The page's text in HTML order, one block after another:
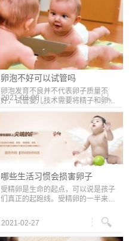
卵泡不好可以试管吗
卵泡发育不良并不代表卵子质量不
好，试管婴儿技术需要将精子和卵子
移出体外受精，这样可以选择健康的
卵子受精培养，然后植入母体孕育，
这样胚胎质量也会好，更能顺利度过
孕期
2021-09-08
哪些生活习惯会损害卵子
受精卵是生命的起点，可以说是孩子
们真正的起跑线。受精卵的一半来自
的健康非常重要。 为了拥有一个健康
而聪明的婴儿，代妈朋友必须养成良
好
2021-02-27